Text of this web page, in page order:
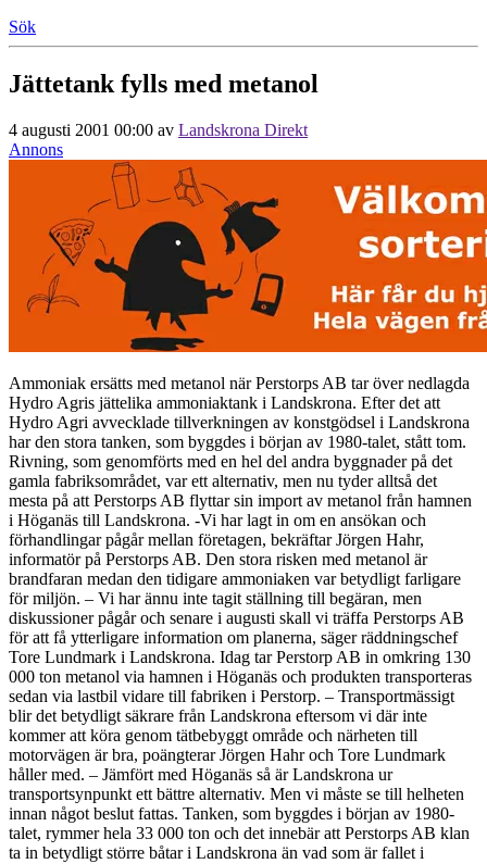
Sök
Jättetank fylls med metanol
4 augusti 2001 00:00 av Landskrona Direkt
Annons
Ammoniak ersätts med metanol när Perstorps AB tar över nedlagda
Hydro Agris jättelika ammoniaktank i Landskrona. Efter det att
Hydro Agri avvecklade tillverkningen av konstgödsel i Landskrona
har den stora tanken, som byggdes i början av 1980-talet, stått tom.
Rivning, som genomförts med en hel del andra byggnader på det
gamla fabriksområdet, var ett alternativ, men nu tyder alltså det
mesta på att Perstorps AB flyttar sin import av metanol från hamnen
i Höganäs till Landskrona. -Vi har lagt in om en ansökan och
förhandlingar pågår mellan företagen, bekräftar Jörgen Hahr,
informatör på Perstorps AB. Den stora risken med metanol är
brandfaran medan den tidigare ammoniaken var betydligt farligare
för miljön. – Vi har ännu inte tagit ställning till begäran, men
diskussioner pågår och senare i augusti skall vi träffa Perstorps AB
för att få ytterligare information om planerna, säger räddningschef
Tore Lundmark i Landskrona. Idag tar Perstorp AB in omkring 130
000 ton metanol via hamnen i Höganäs och produkten transporteras
sedan via lastbil vidare till fabriken i Perstorp. – Transportmässigt
blir det betydligt säkrare från Landskrona eftersom vi där inte
kommer att köra genom tätbebyggt område och närheten till
motorvägen är bra, poängterar Jörgen Hahr och Tore Lundmark
håller med. – Jämfört med Höganäs så är Landskrona ur
transportsynpunkt ett bättre alternativ. Men vi måste se till helheten
innan något beslut fattas. Tanken, som byggdes i början av 1980-
talet, rymmer hela 33 000 ton och det innebär att Perstorps AB klan
ta in betydligt större båtar i Landskrona än vad som är fallet i